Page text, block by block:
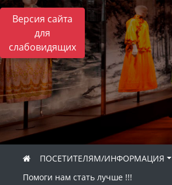
Версия сайта
для
слабовидящих
ПОСЕТИТЕЛЯМ/ИНФОРМАЦИЯ
Помоги нам стать лучше !!!